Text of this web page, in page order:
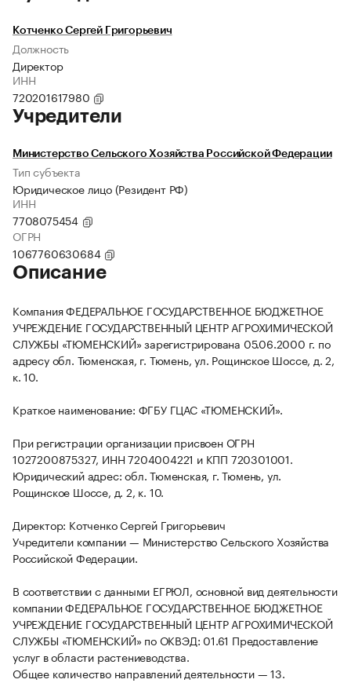
Котченко Сергей Григорьевич
Должность
Директор
ИНН
720201617980
Учредители
Министерство Сельского Хозяйства Российской Федерации
Тип субъекта
Юридическое лицо (Резидент РФ)
ИНН
7708075454
ОГРН
1067760630684
Описание
Компания ФЕДЕРАЛЬНОЕ ГОСУДАРСТВЕННОЕ БЮДЖЕТНОЕ
УЧРЕЖДЕНИЕ ГОСУДАРСТВЕННЫЙ ЦЕНТР АГРОХИМИЧЕСКОЙ
СЛУЖБЫ «ТЮМЕНСКИЙ» зарегистрирована 05.06.2000 г. по
адресу обл. Тюменская, г. Тюмень, ул. Рощинское Шоссе, д. 2,
к. 10.
Краткое наименование: ФГБУ ГЦАС «ТЮМЕНСКИЙ».
При регистрации организации присвоен ОГРН
1027200875327, ИНН 7204004221 и КПП 720301001.
Юридический адрес: обл. Тюменская, г. Тюмень, ул.
Рощинское Шоссе, д. 2, к. 10.
Директор: Котченко Сергей Григорьевич
Учредители компании — Министерство Сельского Хозяйства
Российской Федерации.
В соответствии с данными ЕГРЮЛ, основной вид деятельности
компании ФЕДЕРАЛЬНОЕ ГОСУДАРСТВЕННОЕ БЮДЖЕТНОЕ
УЧРЕЖДЕНИЕ ГОСУДАРСТВЕННЫЙ ЦЕНТР АГРОХИМИЧЕСКОЙ
СЛУЖБЫ «ТЮМЕНСКИЙ» по ОКВЭД: 01.61 Предоставление
услуг в области растениеводства.
Общее количество направлений деятельности — 13.